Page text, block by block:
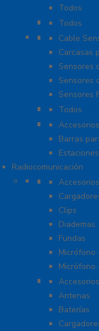
Todos
Teclados
Todos
Cable
Carcasas
Sensores
Sensores
Sensores
Todos
Sistemas
Barras
Radiocomunicación
Accesorios
Clips
Diademas
Fundas
Micrófono
Micrófono
Accesorios
Accesorios
Antenas
Baterías